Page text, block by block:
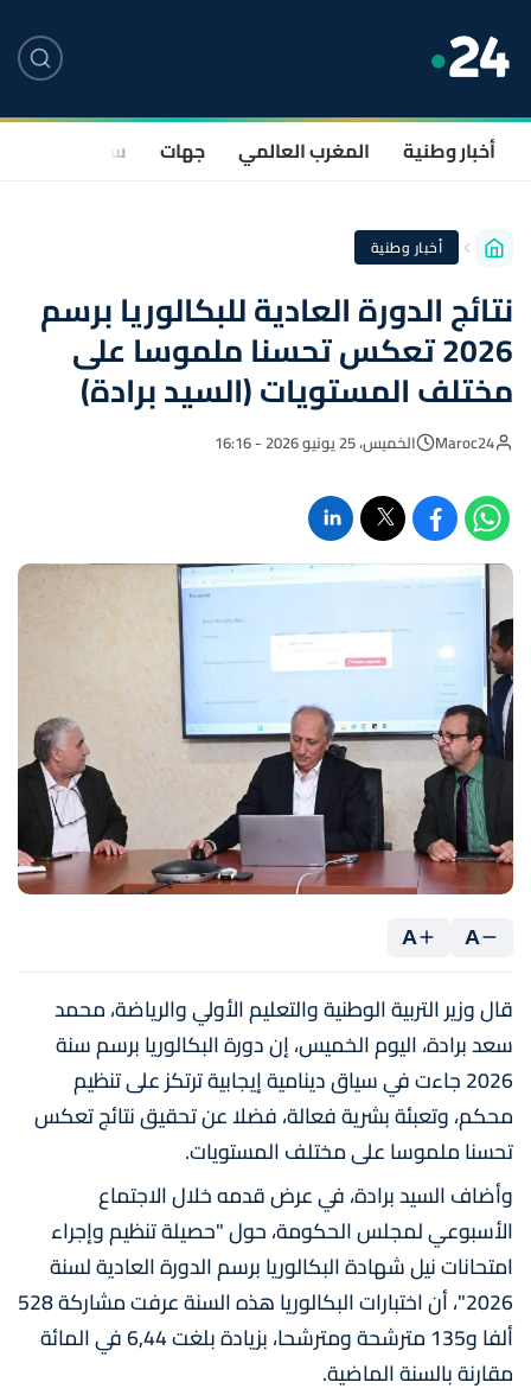
أخبار وطنية المغرب العالمي جهات سياسة
أخبار وطنية
نتائج الدورة العادية للبكالوريا برسم
2026 تعكس تحسنا ملموسا على
مختلف المستويات (السيد برادة)
Maroc24 الخميس، 25 يونيو 2026 - 16:16
A
A
قال وزير التربية الوطنية والتعليم الأولي والرياضة، محمد
سعد برادة، اليوم الخميس، إن دورة البكالوريا برسم سنة
2026 جاءت في سياق دينامية إيجابية ترتكز على تنظيم
محكم، وتعبئة بشرية فعالة، فضلا عن تحقيق نتائج تعكس
تحسنا ملموسا على مختلف المستويات.
وأضاف السيد برادة، في عرض قدمه خلال الاجتماع
الأسبوعي لمجلس الحكومة، حول "حصيلة تنظيم وإجراء
امتحانات نيل شهادة البكالوريا برسم الدورة العادية لسنة
2026"، أن اختبارات البكالوريا هذه السنة عرفت مشاركة 528
ألفا و135 مترشحة ومترشحا، بزيادة بلغت 6,44 في المائة
مقارنة بالسنة الماضية.